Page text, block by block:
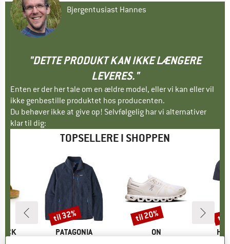
Bjergentusiast Hannes
"DETTE PRODUKT KAN IKKE LÆNGERE
LEVERES."
Enten er der her tale om en ældre model, eller vi kan eller vil
ikke genbestille produktet hos producenten.
Du behøver ikke at give op! Selvfølgelig har vi alternativer
klar til dig:
TOPSELLERE I SHOPPEN
MÆRKE
PATAGONIA
Rabat
til 32%
MÆRKE
ON
Rabat
til 20% til